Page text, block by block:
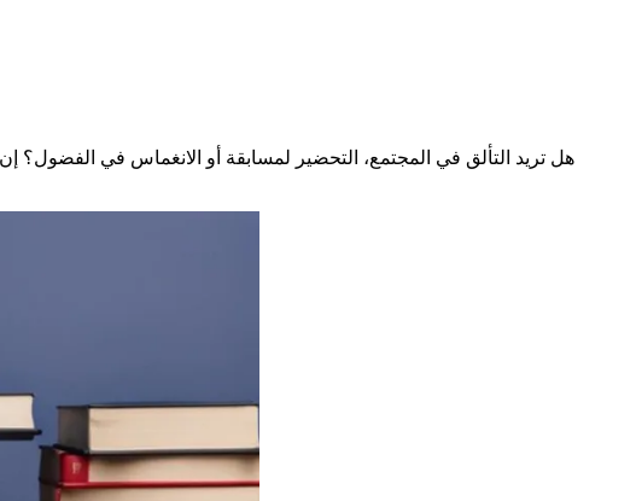
هل تريد التألق في المجتمع، التحضير لمسابقة أو الانغماس في الفضول؟ إن